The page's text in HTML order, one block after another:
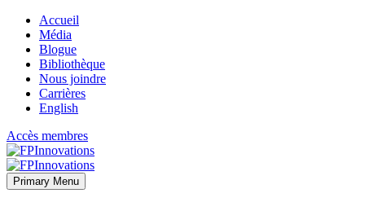
Accueil
Média
Blogue
Bibliothèque
Nous joindre
Carrières
English
Accès membres
Primary Menu